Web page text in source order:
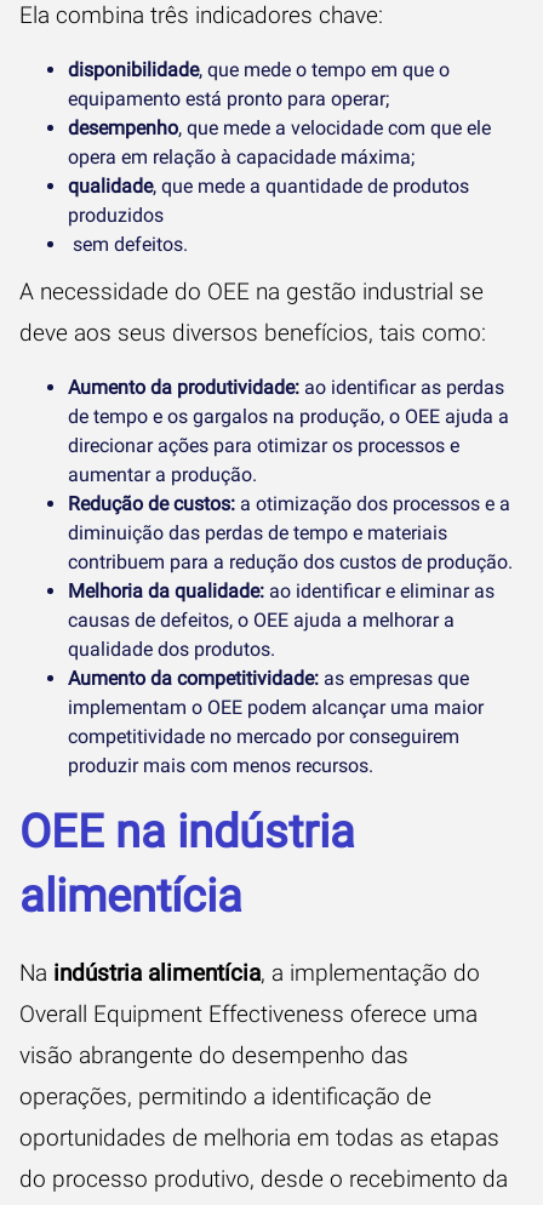
Ela combina três indicadores chave:
disponibilidade, que mede o tempo em que o
equipamento está pronto para operar;
desempenho, que mede a velocidade com que ele
opera em relação à capacidade máxima;
qualidade, que mede a quantidade de produtos
produzidos
sem defeitos.
A necessidade do OEE na gestão industrial se
deve aos seus diversos benefícios, tais como:
Aumento da produtividade: ao identificar as perdas
de tempo e os gargalos na produção, o OEE ajuda a
direcionar ações para otimizar os processos e
aumentar a produção.
Redução de custos: a otimização dos processos e a
diminuição das perdas de tempo e materiais
contribuem para a redução dos custos de produção.
Melhoria da qualidade: ao identificar e eliminar as
causas de defeitos, o OEE ajuda a melhorar a
qualidade dos produtos.
Aumento da competitividade: as empresas que
implementam o OEE podem alcançar uma maior
competitividade no mercado por conseguirem
produzir mais com menos recursos.
OEE na indústria
alimentícia
Na indústria alimentícia, a implementação do
Overall Equipment Effectiveness oferece uma
visão abrangente do desempenho das
operações, permitindo a identificação de
oportunidades de melhoria em todas as etapas
do processo produtivo, desde o recebimento da